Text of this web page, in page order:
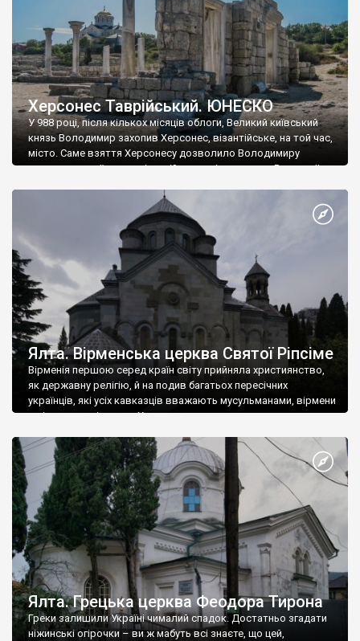
Херсонес Таврійський. ЮНЕСКО
У 988 році, після кількох місяців облоги, Великий київський
князь Володимир захопив Херсонес, візантійське, на той час,
місто. Саме взяття Херсонесу дозволило Володимиру
диктувати свої умови візантійському імператору Василю ІІ, та
Херсонесі Володимир-язичник, став Василем-християнином.
А потім було Хрещення Русі. На честь Херсонесу Таврійського
Ялта. Вірменська церква Святої Ріпсіме
Вірменія першою серед країн світу прийняла християнство,
як державну релігію, й на подив багатьох пересічних
українців, які усіх кавказців вважають мусульманами, вірмени
є відданими вірянами Христа
Ялта. Грецька церква Феодора Тирона
Греки залишили Україні чималий спадок. Достатньо згадати
ніжинські огірочки – ви ж мабуть всі знаєте, що цей,